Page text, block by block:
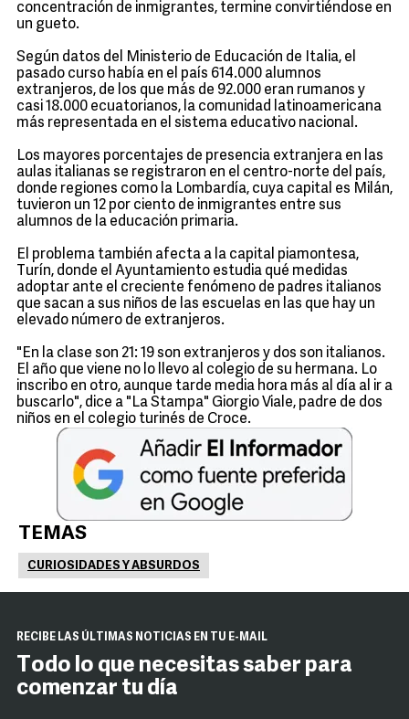
concentración de inmigrantes, termine convirtiéndose en
un gueto.
Según datos del Ministerio de Educación de Italia, el
pasado curso había en el país 614.000 alumnos
extranjeros, de los que más de 92.000 eran rumanos y
casi 18.000 ecuatorianos, la comunidad latinoamericana
más representada en el sistema educativo nacional.
Los mayores porcentajes de presencia extranjera en las
aulas italianas se registraron en el centro-norte del país,
donde regiones como la Lombardía, cuya capital es Milán,
tuvieron un 12 por ciento de inmigrantes entre sus
alumnos de la educación primaria.
El problema también afecta a la capital piamontesa,
Turín, donde el Ayuntamiento estudia qué medidas
adoptar ante el creciente fenómeno de padres italianos
que sacan a sus niños de las escuelas en las que hay un
elevado número de extranjeros.
"En la clase son 21: 19 son extranjeros y dos son italianos.
El año que viene no lo llevo al colegio de su hermana. Lo
inscribo en otro, aunque tarde media hora más al día al ir a
buscarlo", dice a "La Stampa" Giorgio Viale, padre de dos
niños en el colegio turinés de Croce.
TEMAS
CURIOSIDADES Y ABSURDOS
RECIBE LAS ÚLTIMAS NOTICIAS EN TU E-MAIL
Todo lo que necesitas saber para
comenzar tu día